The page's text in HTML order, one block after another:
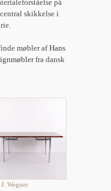
på
skikkelse i
møbler afHans
fra dansk
Wegner